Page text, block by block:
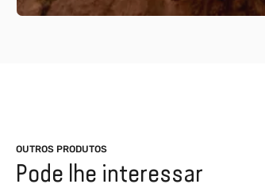
OUTROS PRODUTOS
Pode lhe interessar